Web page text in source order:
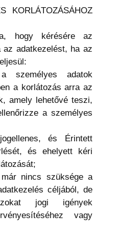
KORLÁTOZÁSÁHOZ
hogy kérésére az
az adatkezelést, ha az
személyes adatok
a korlátozás arra az
amely lehetővé teszi,
a személyes
és Érintett
és ehelyett kéri
nincs szüksége a
céljából, de
jogi igények
vagy